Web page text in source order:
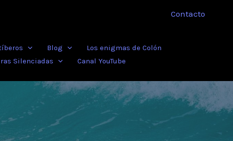
Contacto
Blog
Los enigmas de Colón
Silenciadas Canal YouTube